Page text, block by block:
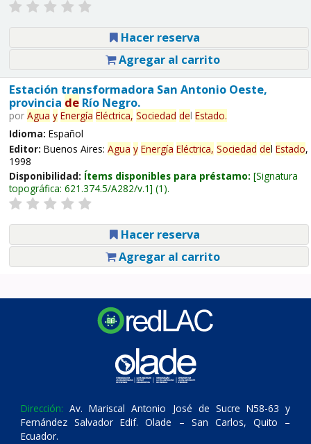
Hacer reserva
Agregar al carrito
Estación transformadora San Antonio Oeste,
provincia deRío Negro.
por Agua y Energía Eléctrica, Sociedad del Estado.
Idioma: Español
Editor: Buenos Aires: Agua y Energía Eléctrica, Sociedad del Estado,
1998
Disponibilidad: Ítems disponibles para préstamo: Signatura
topográfica: 621.374.5/A282/v.1 (1).
Hacer reserva
Agregar al carrito
Dirección: Av. Mariscal Antonio José de Sucre N58-63 y
Fernández Salvador Edif. Olade – San Carlos, Quito –
Ecuador.